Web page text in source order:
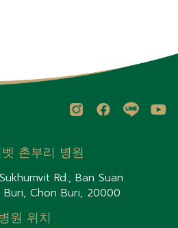
촌부리 병원
Rd., Ban Suan
Chon Buri, 20000
병원 위치